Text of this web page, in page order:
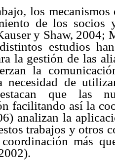
los
de los
y Shaw, 2004;
estudios
la gestión de las
la
necesidad de
que las
facilitando así la
analizan la
trabajos y otros
más